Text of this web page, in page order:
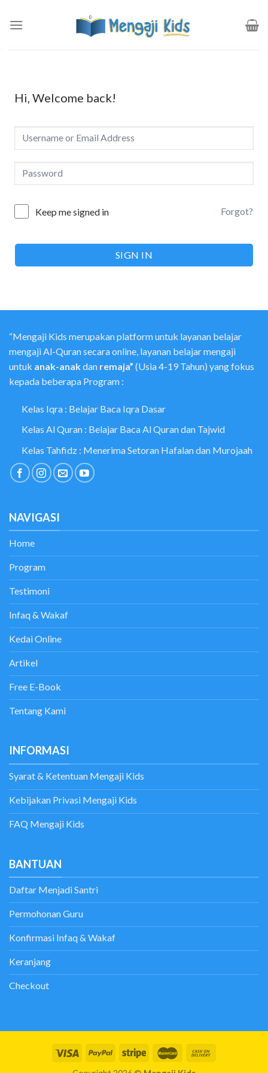
Hi, Welcome back!
Keep me signed in Forgot?
SIGN IN
“Mengaji Kids merupakan platform untuk layanan belajar
mengaji Al-Quran secara online, layanan belajar mengaji
untuk anak-anakdan remaja” (Usia 4-19 Tahun) yang fokus
kepada beberapa Program :
Kelas Iqra : Belajar Baca Iqra Dasar
Kelas Al Quran : Belajar Baca Al Quran dan Tajwid
Kelas Tahfidz : Menerima Setoran Hafalan dan Murojaah
NAVIGASI
Home
Program
Testimoni
Infaq & Wakaf
Kedai Online
Artikel
Free E-Book
Tentang Kami
INFORMASI
Syarat & Ketentuan Mengaji Kids
Kebijakan Privasi Mengaji Kids
FAQ Mengaji Kids
BANTUAN
Daftar Menjadi Santri
Permohonan Guru
Konfirmasi Infaq & Wakaf
Keranjang
Checkout